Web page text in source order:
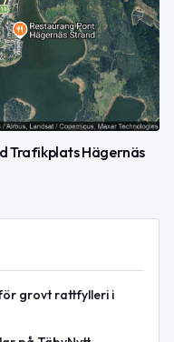
Trafikplats Hägernäs
grovt rattfylleri i